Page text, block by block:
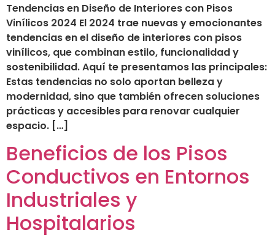
Tendencias en Diseño de Interiores con Pisos
Vinílicos 2024 El 2024 trae nuevas y emocionantes
tendencias en el diseño de interiores con pisos
vinílicos, que combinan estilo, funcionalidad y
sostenibilidad. Aquí te presentamos las principales:
Estas tendencias no solo aportan belleza y
modernidad, sino que también ofrecen soluciones
prácticas y accesibles para renovar cualquier
espacio. […]
Beneficios de los Pisos
Conductivos en Entornos
Industriales y
Hospitalarios